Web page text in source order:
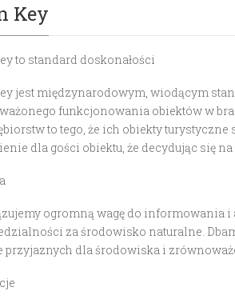
Key
to standard doskonałości
jest międzynarodowym, wiodącym
funkcjonowania obiektów w
to tego, że ich obiekty
dla gości obiektu, że decydując się
ogromną wagę do informowania i
za środowisko naturalne.
przyjaznych dla środowiska i